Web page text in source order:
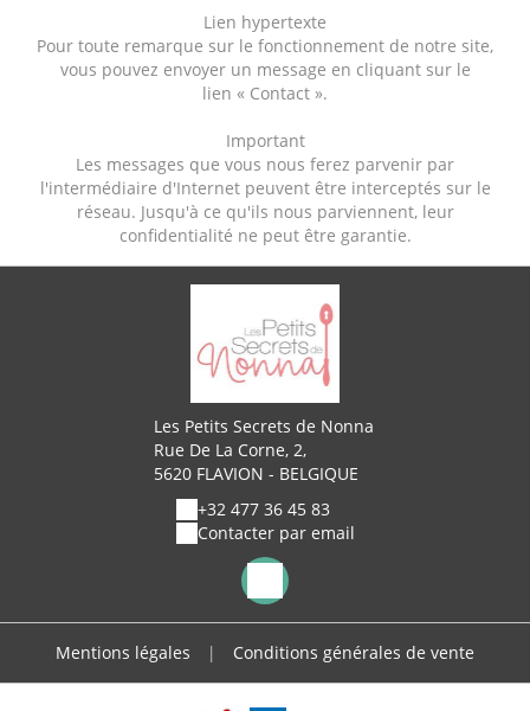
Lien hypertexte
Pour toute remarque sur le fonctionnement de notre site,
vous pouvez envoyer un message en cliquant sur le
lien « Contact ».
Important
Les messages que vous nous ferez parvenir par
l'intermédiaire d'Internet peuvent être interceptés sur le
réseau. Jusqu'à ce qu'ils nous parviennent, leur
confidentialité ne peut être garantie.
Les Petits Secrets de Nonna
Rue De La Corne, 2,
5620 FLAVION - BELGIQUE
+32 477 36 45 83
Contacter par email
Mentions légales | Conditions générales de vente